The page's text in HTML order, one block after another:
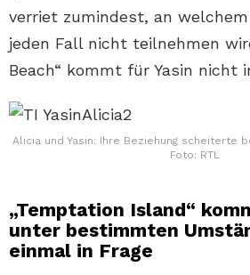
verriet zumindest, an
jeden Fall nicht teilnehmen
Beach“ kommt für Yasin nicht
Alicia und Yasin: Ihre Beziehung scheiterte
Foto: RTL
„Temptation Island“
unter bestimmten
einmal in Frage